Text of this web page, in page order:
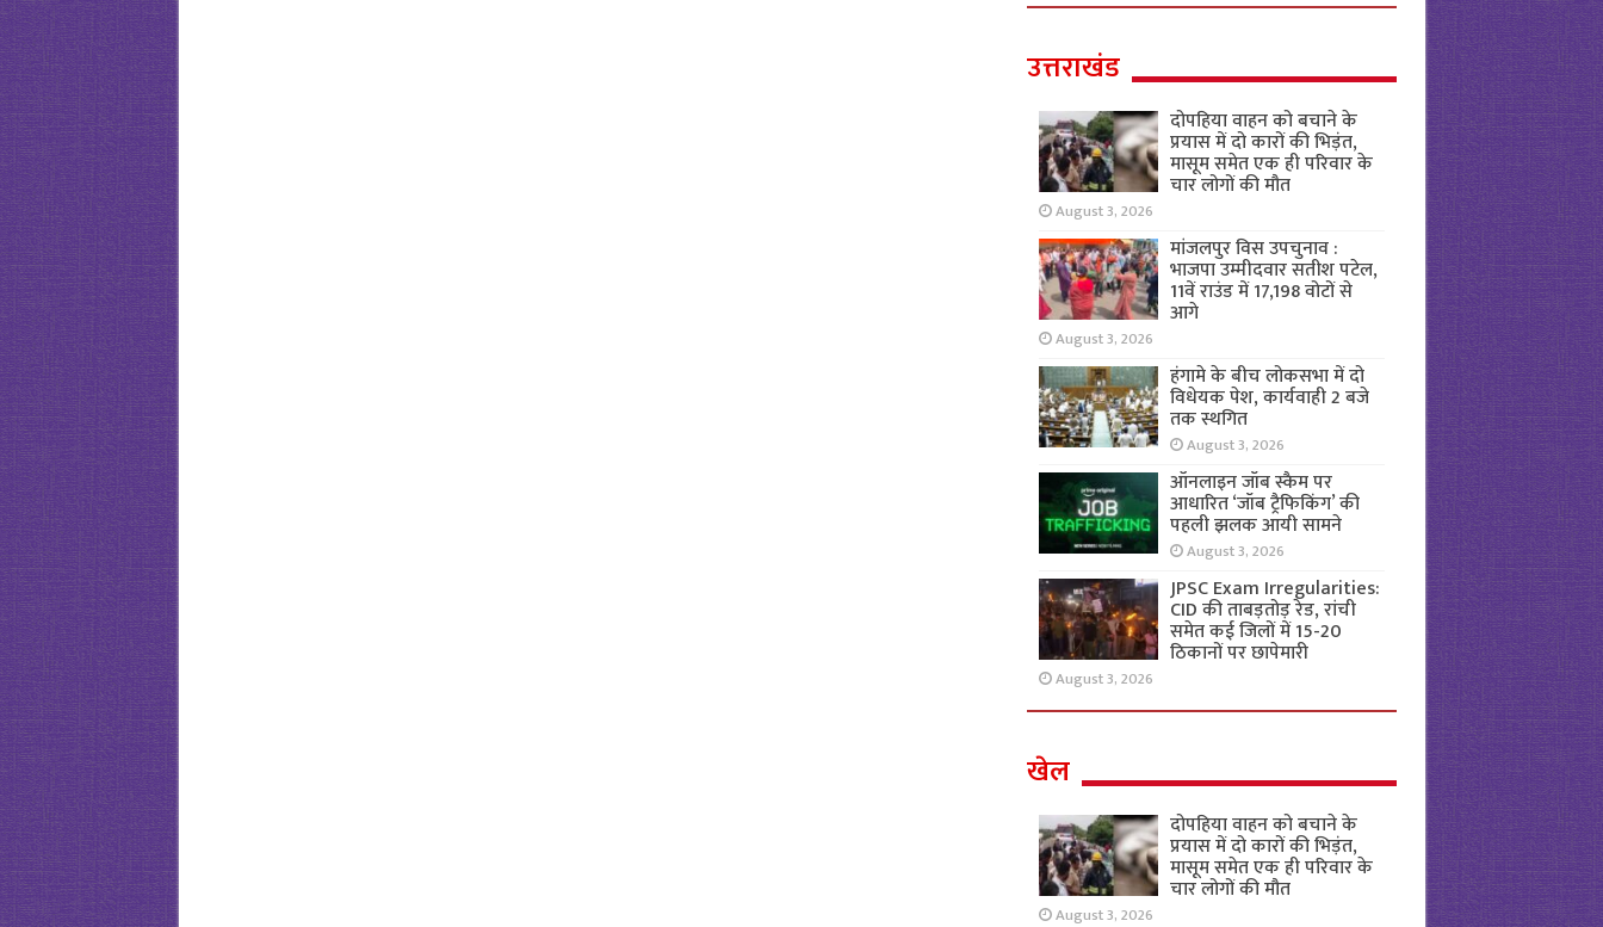
उत्तराखंड
दोपहिया वाहन को बचाने के
प्रयास में दो कारों की भिड़ंत,
मासूम समेत एक ही परिवार के
चार लोगों की मौत
August 3, 2026
मांजलपुर विस उपचुनाव :
भाजपा उम्मीदवार सतीश पटेल,
11वें राउंड में 17,198 वोटों से
आगे
August 3, 2026
हंगामे के बीच लोकसभा में दो
विधेयक पेश, कार्यवाही 2 बजे
तक स्थगित
August 3, 2026
ऑनलाइन जॉब स्कैम पर
आधारित ‘जॉब ट्रैफिकिंग’ की
पहली झलक आयी सामने
August 3, 2026
JPSC Exam Irregularities:
CID की ताबड़तोड़ रेड, रांची
समेत कई जिलों में 15-20
ठिकानों पर छापेमारी
August 3, 2026
खेल
दोपहिया वाहन को बचाने के
प्रयास में दो कारों की भिड़ंत,
मासूम समेत एक ही परिवार के
चार लोगों की मौत
August 3, 2026